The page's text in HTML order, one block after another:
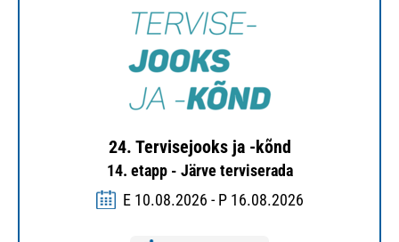
24. Tervisejooks ja -kõnd
14. etapp - Järve terviserada
E 10.08.2026 - P 16.08.2026